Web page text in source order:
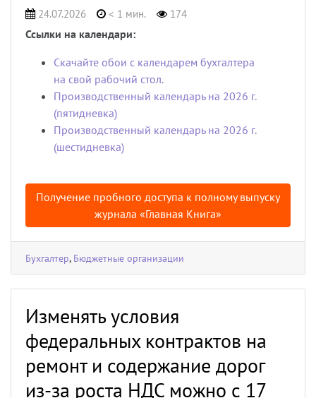
24.07.2026 < 1 мин. 174
Ссылки на календари:
Скачайте обои с календарем бухгалтера
на свой рабочий стол.
Производственный календарь на 2026 г.
(пятидневка)
Производственный календарь на 2026 г.
(шестидневка)
Получение пробного доступа к полному выпуску
журнала «Главная Книга»
Бухгалтер, Бюджетные организации
Изменять условия
федеральных контрактов на
ремонт и содержание дорог
из-за роста НДС можно с 17